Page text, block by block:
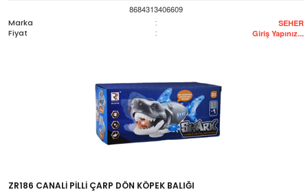
8684313406609
Marka
: SEHER
Fiyat : Giriş Yapınız...
ZR186 CANALİ PİLLİ ÇARP DÖN KÖPEK BALIĞI